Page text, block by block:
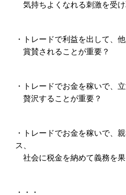
気持ちよくなれる刺激を受け
・トレードで利益を出して、
賞賛されることが重要？
・トレードでお金を稼いで、
贅沢することが重要？
・トレードでお金を稼いで、
ス、
社会に税金を納めて義務を果
・・・